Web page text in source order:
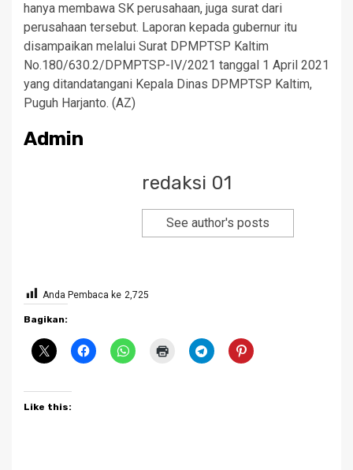
hanya membawa SK perusahaan, juga surat dari
perusahaan tersebut. Laporan kepada gubernur itu
disampaikan melalui Surat DPMPTSP Kaltim
No.180/630.2/DPMPTSP-IV/2021 tanggal 1 April 2021
yang ditandatangani Kepala Dinas DPMPTSP Kaltim,
Puguh Harjanto. (AZ)
Admin
redaksi 01
See author's posts
Anda Pembaca ke 2,725
Bagikan:
Like this: